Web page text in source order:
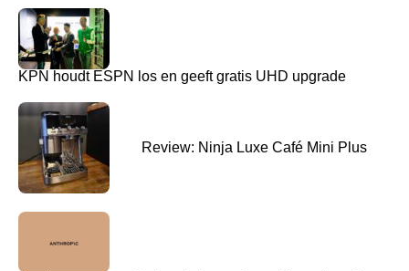
KPN houdt ESPN los en geeft gratis UHD upgrade
Review: Ninja Luxe Café Mini Plus